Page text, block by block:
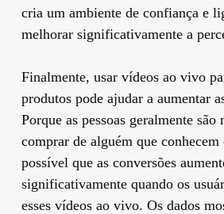
cria um ambiente de confiança e
melhorar significativamente a
Finalmente, usar vídeos ao vivo
produtos pode ajudar a aumentar
Porque as pessoas geralmente são
comprar de alguém que
possível que as conversões
significativamente quando os
esses vídeos ao vivo. Os dados